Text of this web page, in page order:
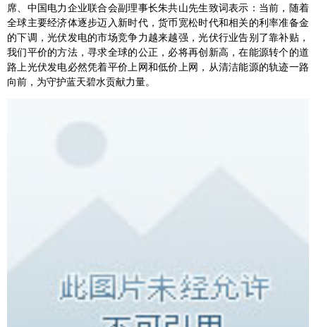
席、中国电力企业联合会副理事长朱共山先生致词表示：当前，随着
全球主要经济体逐步迈入新时代，货币宽松时代和相关的利率准备金
的下调，光伏发电的市场竞争力越来越强，光伏行业告别了靠补贴，
我们平价的方法，寻求全球的公正，必将再创新高，在能源转个的道
路上光伏发电必然凭着平价上网和低价上网，从清洁能源的轨迹一路
向前，为守护蓝天碧水贡献力量。